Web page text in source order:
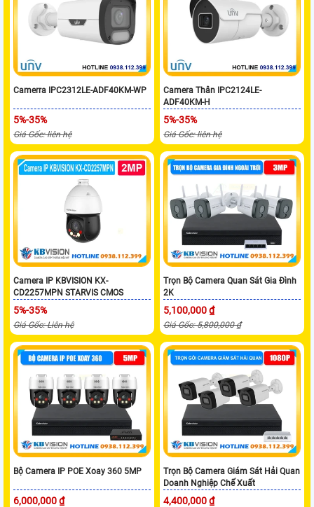
Camerra IPC2312LE-ADF40KM-WP
5%-35%
Giá Gốc: liên hệ
Camera Thân IPC2124LE-
ADF40KM-H
5%-35%
Giá Gốc: liên hệ
Camera IP KBVISION KX-
CD2257MPN STARVIS CMOS
5%-35%
Giá Gốc: Liên hệ
Trọn Bộ Camera Quan Sát Gia Đình
2K
5,100,000 ₫
Giá Gốc: 5,800,000 ₫
Bộ Camera IP POE Xoay 360 5MP
6,000,000 ₫
Trọn Bộ Camera Giám Sát Hải Quan
Doanh Nghiệp Chế Xuất
4,400,000 ₫